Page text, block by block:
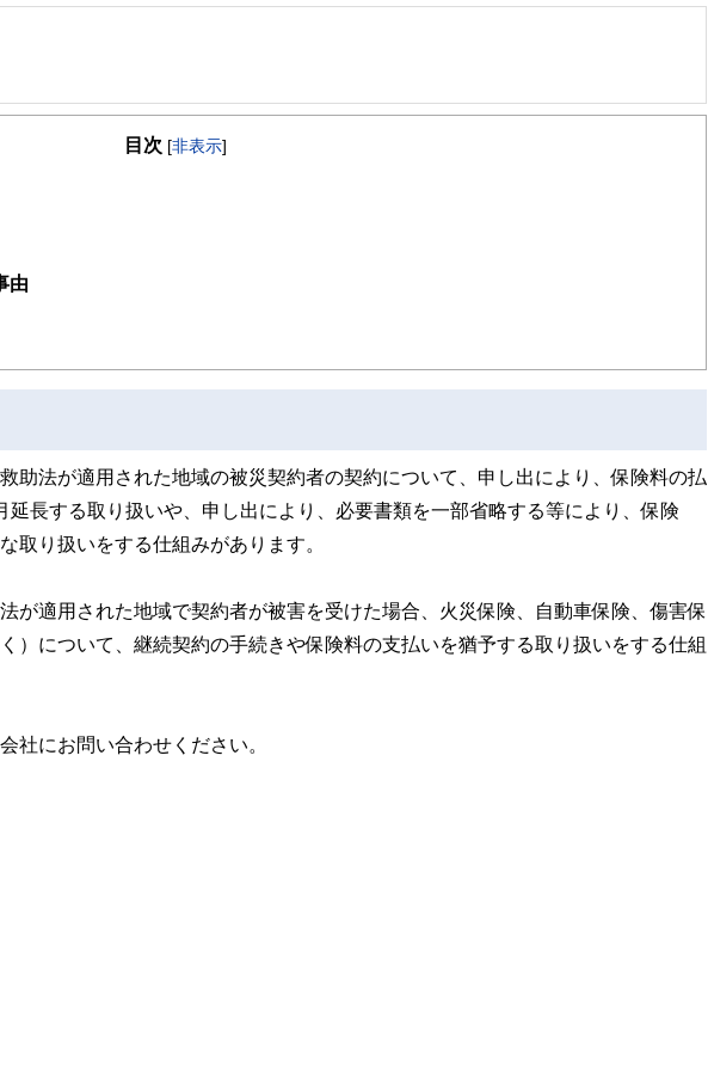
基づいた家計相談を得意とする。法人営業をしていた経験から経営者からの相談が多い。教育資金、住宅
る。
目次 [非表示]
由
助法が適用された地域の被災契約者の契約について、申し出により、保険料の払
長する取り扱いや、申し出により、必要書類を一部省略する等により、保険
取り扱いをする仕組みがあります。
が適用された地域で契約者が被害を受けた場合、火災保険、自動車保険、傷害保
）について、継続契約の手続きや保険料の支払いを猶予する取り扱いをする仕組
社にお問い合わせください。